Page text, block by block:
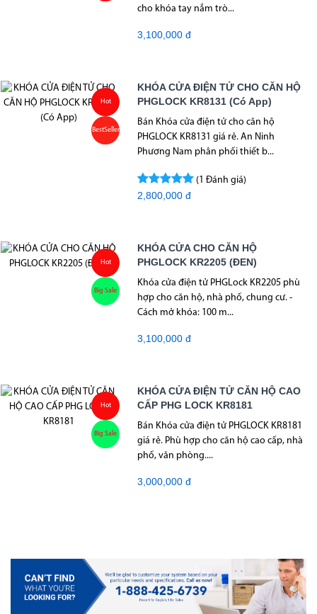
cho khóa tay nắm trò...
3,100,000 đ
Hot
BestSeller
KHÓA CỬA ĐIỆN TỬ CHO CĂN HỘ
PHGLOCK KR8131 (Có App)
Bán Khóa cửa điện tử cho căn hộ
PHGLOCK KR8131 giá rẻ. An Ninh
Phương Nam phân phối thiết b...
(1 Đánh giá)
2,800,000 đ
Hot
Big Sale
KHÓA CỬA CHO CĂN HỘ
PHGLOCK KR2205 (ĐEN)
Khóa cửa điện tử PHGLock KR2205 phù
hợp cho căn hộ, nhà phố, chung cư. -
Cách mở khóa: 100 m...
3,100,000 đ
Hot
Big Sale
KHÓA CỬA ĐIỆN TỬ CĂN HỘ CAO
CẤP PHG LOCK KR8181
Bán Khóa cửa điện tử PHGLOCK KR8181
giá rẻ. Phù hợp cho căn hộ cao cấp, nhà
phố, văn phòng....
3,000,000 đ